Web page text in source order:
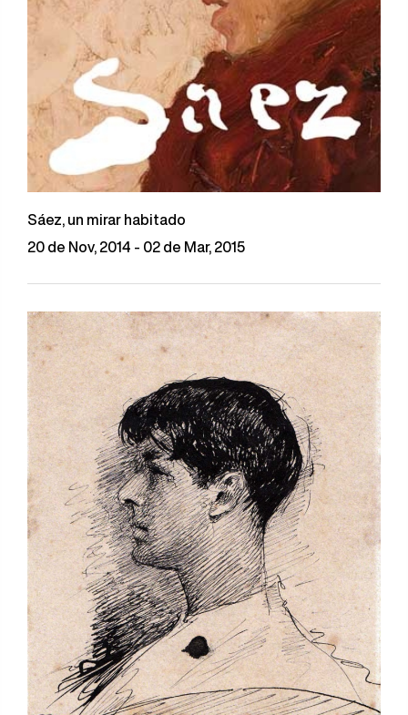
Sáez, un mirar habitado
20 de Nov, 2014 - 02 de Mar, 2015